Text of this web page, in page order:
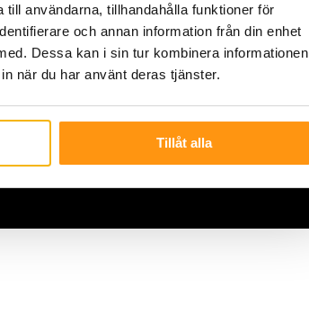
användarna, tillhandahålla funktioner för
och annan information från din enhet
Dessa kan i sin tur kombinera informationen
när du har använt deras tjänster.
Tillåt alla
Christian | Offerta.se
Total badrumsrenovering | Bromma, Stockholm